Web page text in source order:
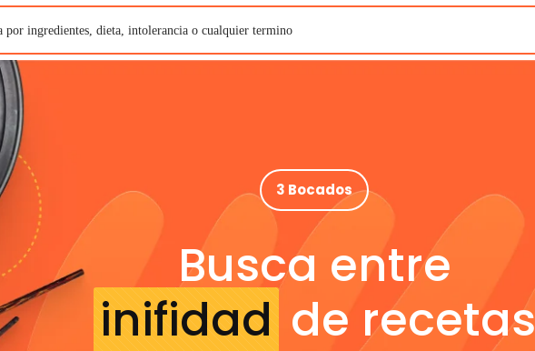
3 Bocados
Busca entre
inifidad de recetas